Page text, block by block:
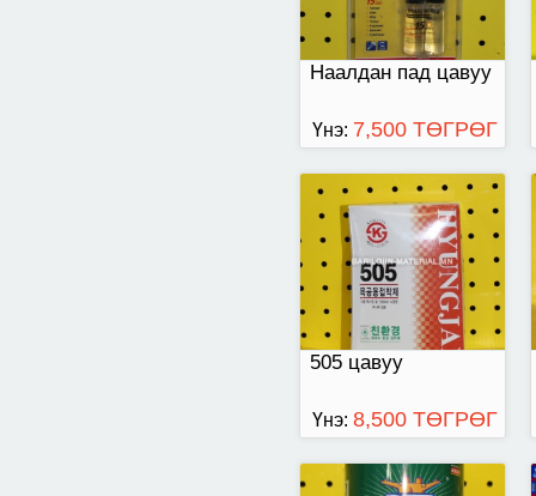
Наалдан пад цавуу
Үнэ: 7,500 ТӨГРӨГ
505 цавуу
Үнэ: 8,500 ТӨГРӨГ
Шар цавуу/800мл/